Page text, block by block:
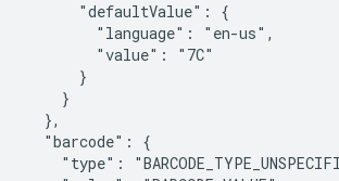
      "defaultValue": {
        "language": "en-us",
        "value": "7C"
      }
    }
  },
  "barcode": {
"type":